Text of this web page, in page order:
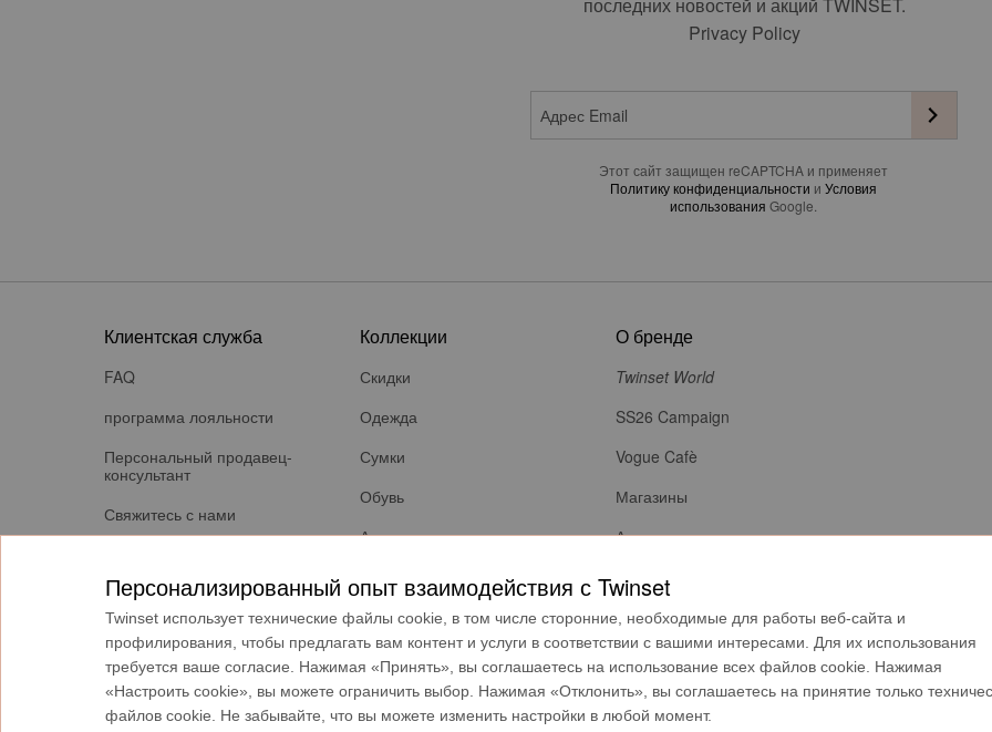
Персонализированный опыт взаимодействия с Twinset
Twinset использует технические файлы cookie, в том числе сторонние, необходимые для работы веб-сайта и
профилирования, чтобы предлагать вам контент и услуги в соответствии с вашими интересами. Для их использования
требуется ваше согласие. Нажимая «Принять», вы соглашаетесь на использование всех файлов cookie. Нажимая
«Настроить cookie», вы можете ограничить выбор. Нажимая «Отклонить», вы соглашаетесь на принятие только
файлов cookie. Не забывайте, что вы можете изменить настройки в любой момент.
последних новостей и акций TWINSET.
Privacy Policy
Этот сайт защищен reCAPTCHA и применяет
Политику конфиденциальности иУсловия
использования Google.
Клиентская служба
FAQ
программа лояльности
Персональный продавец-
консультант
Свяжитесь с нами
Доставка
Возврат заказа
Проверить статус заказа
Коллекции
Скидки
Одежда
Сумки
Обувь
Аксессуары
Подарочная карта
О бренде
Twinset World
SS26 Campaign
Vogue Cafè
Магазины
Аутлет
Карьера
Правовая информация
Декларация о доступности